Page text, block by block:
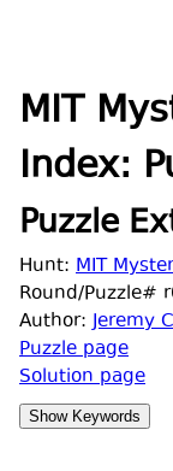
MIT
Index:
Puzzle
Hunt: MIT
Round/Puzzle#
Author:Jeremy
Puzzle page
Solution page